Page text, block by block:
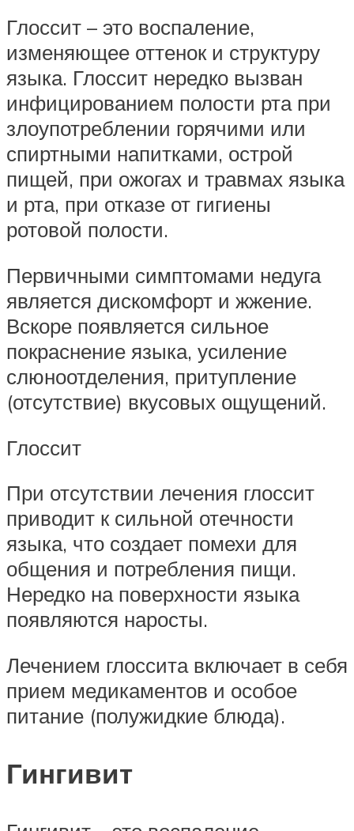
Глоссит – это воспаление,
изменяющее оттенок и структуру
языка. Глоссит нередко вызван
инфицированием полости рта при
злоупотреблении горячими или
спиртными напитками, острой
пищей, при ожогах и травмах языка
и рта, при отказе от гигиены
ротовой полости.
Первичными симптомами недуга
является дискомфорт и жжение.
Вскоре появляется сильное
покраснение языка, усиление
слюноотделения, притупление
(отсутствие) вкусовых ощущений.
Глоссит
При отсутствии лечения глоссит
приводит к сильной отечности
языка, что создает помехи для
общения и потребления пищи.
Нередко на поверхности языка
появляются наросты.
Лечением глоссита включает в себя
прием медикаментов и особое
питание (полужидкие блюда).
Гингивит